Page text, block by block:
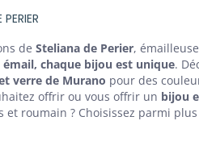
de Steliana de Perier,
émail, chaque bijou est unique.
verre de Murano pour des
offrir ou vous offrir un bijou
et roumain ? Choisissez parmi